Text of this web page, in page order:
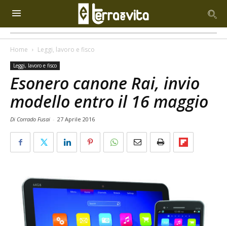
Home Leggi, lavoro e fisco
Leggi, lavoro e fisco
Esonero canone Rai, invio
modello entro il 16 maggio
Di Corrado Fusai - 27 Aprile 2016